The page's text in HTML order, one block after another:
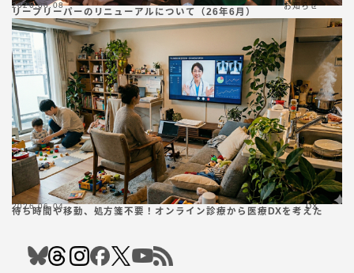
リープリーパーのリニューアルについて（26年6月）
2026.06.08 お知らせ
待ち時間や移動、処方箋不要！オンライン診療から医療DXを考えた
2026.06.04 DX